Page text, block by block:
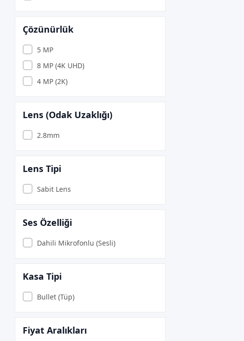
BIOSTAR
CODE CODESEC
Codegen
COMPAXE
CORSAIR
CUDY
DC UPS
DEİOG
DEXUN
Çözünürlük
5 MP
8 MP (4K UHD)
4 MP (2K)
Lens (Odak Uzaklığı)
2.8mm
Lens Tipi
Sabit Lens
Ses Özelliği
Dahili Mikrofonlu (Sesli)
Kasa Tipi
Bullet (Tüp)
Fiyat Aralıkları